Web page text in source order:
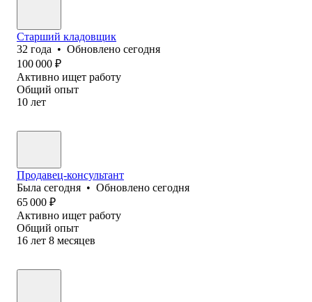
Старший кладовщик
32 года • Обновлено сегодня
100 000 ₽
Активно ищет работу
Общий опыт
10 лет
Продавец-консультант
Была сегодня • Обновлено сегодня
65 000 ₽
Активно ищет работу
Общий опыт
16 лет 8 месяцев